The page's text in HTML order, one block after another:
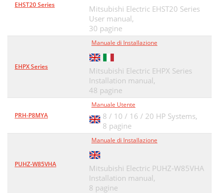
EHST20 Series
Mitsubishi Electric EHST20 Series
User manual,
30 pagine
EHPX Series
Manuale di Installazione
Mitsubishi Electric EHPX Series
Installation manual,
48 pagine
PRH-P8MYA
Manuale Utente
8 / 10 / 16 / 20 HP Systems,
8 pagine
PUHZ-W85VHA
Manuale di Installazione
Mitsubishi Electric PUHZ-W85VHA
Installation manual,
8 pagine